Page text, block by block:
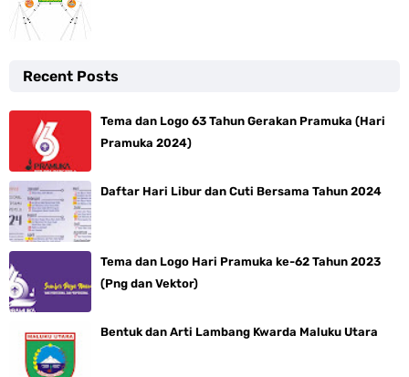
Recent Posts
Tema dan Logo 63 Tahun Gerakan Pramuka (Hari
Pramuka 2024)
Daftar Hari Libur dan Cuti Bersama Tahun 2024
Tema dan Logo Hari Pramuka ke-62 Tahun 2023
(Png dan Vektor)
Bentuk dan Arti Lambang Kwarda Maluku Utara